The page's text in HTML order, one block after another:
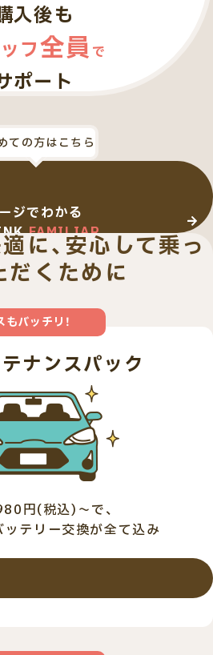
入後も
フ全員 で
ポート
ての方はこちら
ジでわかる
FAMILIAR
に、安心して乗っ
だくために
バッチリ！
ナンスパック
円(税込)～で、
ッテリー交換が全て込み